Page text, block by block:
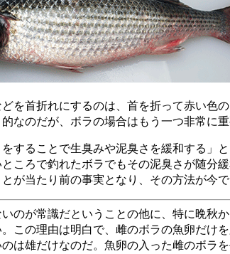
を首折れにするのは、首を折って赤い色
なのだが、ボラの場合はもう一つ非常に重
することで生臭みや泥臭さを緩和する」
ころで釣れたボラでもその泥臭さが随分
が当たり前の事実となり、その方法が今で
のが常識だということの他に、特に晩秋
この理由は明白で、雌のボラの魚卵だけ
は雄だけなのだ。魚卵の入った雌のボラ